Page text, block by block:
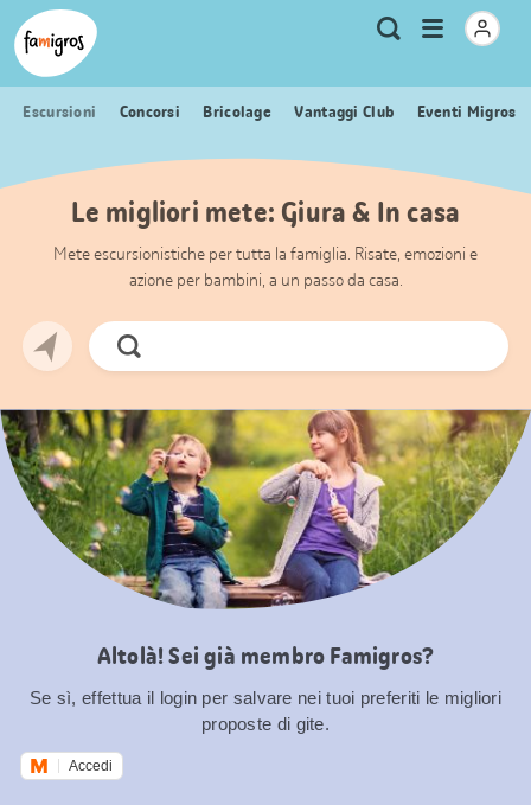
Navigazione
segnalibri
Header
Logo Metanavigazione
Ricerca
Apri
menu
Escursioni Concorsi Bricolage Vantaggi Club Eventi Migros
Le migliori mete: Giura & In casa
Mete escursionistiche per tutta la famiglia. Risate, emozioni e
azione per bambini, a un passo da casa.
Cerca
ora
Altolà! Sei già membro Famigros?
Se sì, effettua il login per salvare nei tuoi preferiti le migliori
proposte di gite.
Accedi